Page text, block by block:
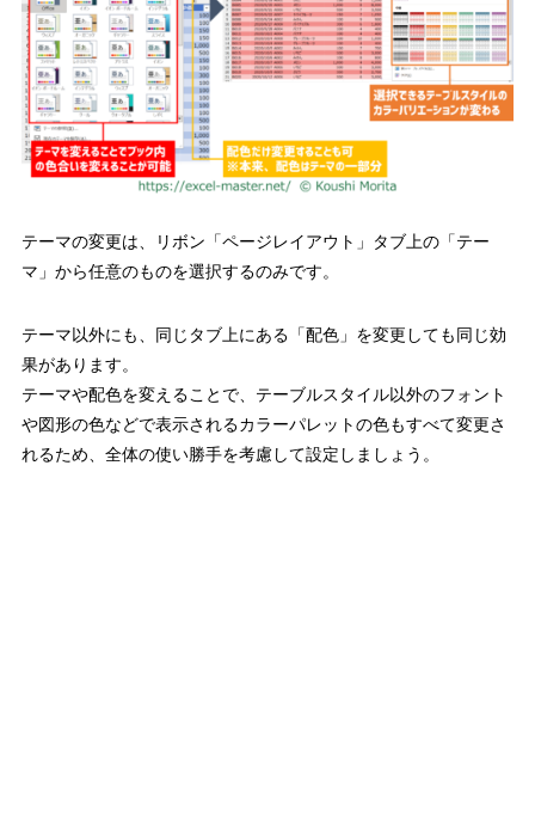
テーマの変更は、リボン「ページレイアウト」タブ上の「テー
マ」から任意のものを選択するのみです。
テーマ以外にも、同じタブ上にある「配色」を変更しても同じ効
果があります。
テーマや配色を変えることで、テーブルスタイル以外のフォント
や図形の色などで表示されるカラーパレットの色もすべて変更さ
れるため、全体の使い勝手を考慮して設定しましょう。